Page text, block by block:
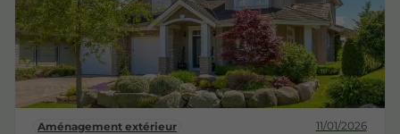
Aménagement extérieur 11/01/2026